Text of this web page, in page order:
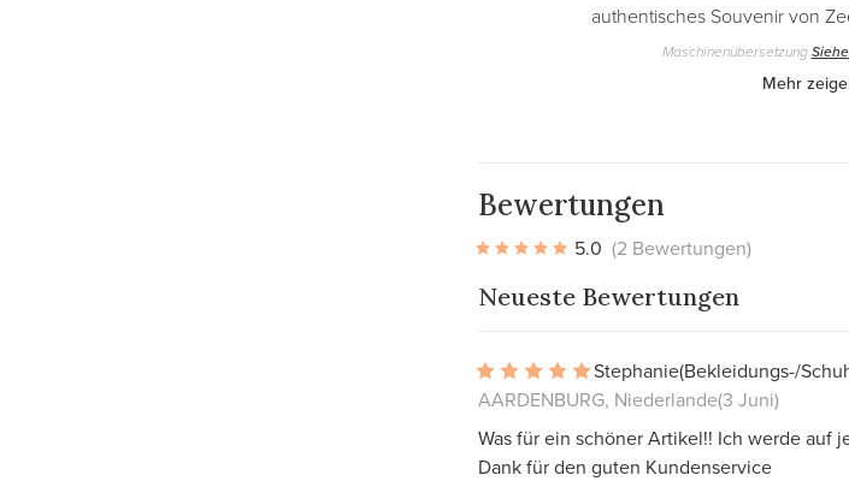
authentisches Souvenir von
Maschinenübersetzung
Mehr
Bewertungen
5.0 (2 Bewertungen)
Neueste Bewertungen
Stephanie(Bekleidungs-/
AARDENBURG, Niederlande(3 Juni)
Was für ein schöner Artikel!! Ich werde auf
Dank für den guten Kundenservice